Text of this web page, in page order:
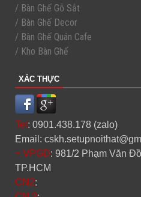
/ Bàn Ghế Gỗ Sắt
/ Bàn Ghế Decor
/ Bàn Ghế Quán Cafe
/ Kho Bàn Ghế
XÁC THỰC
Tel : 0901.438.178 (zalo)
Email:
+ VPGD: 981/2 Phạm Văn
TP.HCM
CN2: